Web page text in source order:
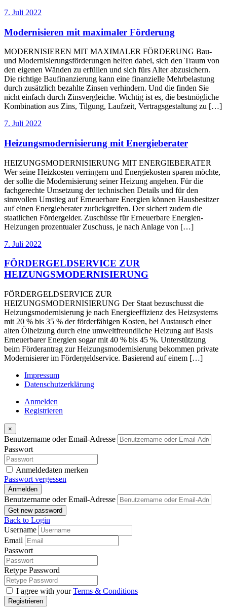
7. Juli 2022
Modernisieren mit maximaler Förderung
MODERNISIEREN MIT MAXIMALER FÖRDERUNG Bau-
und Modernisierungsförderungen helfen dabei, sich den Traum von
den eigenen Wänden zu erfüllen und sich fürs Alter abzusichern.
Die richtige Baufinanzierung kann eine finanzielle Mehrbelastung
durch zusätzlich bezahlte Zinsen verhindern. Und die finden Sie
nicht einfach durch Zinsvergleiche. Wichtig ist es, die bestmögliche
Kombination aus Zins, Tilgung, Laufzeit, Vertragsgestaltung zu […]
7. Juli 2022
Heizungsmodernisierung mit Energieberater
HEIZUNGSMODERNISIERUNG MIT ENERGIEBERATER
Wer seine Heizkosten verringern und Energiekosten sparen möchte,
der sollte die Modernisierung seiner Heizung angehen. Für die
fachgerechte Umsetzung der technischen Details und für den
sinnvollen Umstieg auf Erneuerbare Energien können Hausbesitzer
auf einen Energieberater zurückgreifen. Der sichert zudem die
staatlichen Fördergelder. Zuschüsse für Erneuerbare Energien-
Heizungen prozentualer Zuschuss, je nach Anlage von […]
7. Juli 2022
FÖRDERGELDSERVICE ZUR
HEIZUNGSMODERNISIERUNG
FÖRDERGELDSERVICE ZUR
HEIZUNGSMODERNISIERUNG Der Staat bezuschusst die
Heizungsmodernisierung je nach Energieeffizienz des Heizsystems
mit 20 % bis 35 % der förderfähigen Kosten, bei Austausch einer
alten Ölheizung durch eine umweltfreundliche Heizung auf Basis
Erneuerbarer Energien sogar mit 40 % bis 45 %. Unterstützung
beim Förderantrag zur Heizungsmodernisierung bekommen private
Modernisierer im Fördergeldservice. Basierend auf einem […]
Impressum
Datenschutzerklärung
Anmelden
Registrieren
×
Benutzername oder Email-Adresse
Passwort
Anmeldedaten merken
Passwort vergessen
Anmelden
Benutzername oder Email-Adresse
Get new password
Back to Login
Username
Email
Passwort
Retype Password
I agree with yourTerms & Conditions
Registrieren